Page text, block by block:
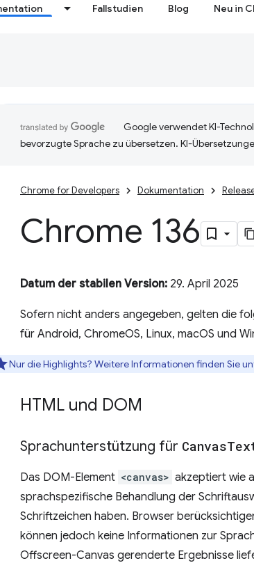
Fallstudien Blog Neu in
Google verwendet KI-
bevorzugte Sprache zu übersetzen. KI-
Chrome for Developers Dokumentation
Chrome 136
Datum der stabilen Version: 29. April 2025
Sofern nicht anders angegeben, gelten die
für Android, ChromeOS, Linux, macOS und
Nur die Highlights? Weitere Informationen finden Sie
HTML und DOM
Sprachunterstützung für Canvas
Das DOM-Element <canvas> akzeptiert wie
sprachspezifische Behandlung der
Schriftzeichen haben. Browser
können jedoch keine Informationen zur
Offscreen-Canvas gerenderte Ergebnisse